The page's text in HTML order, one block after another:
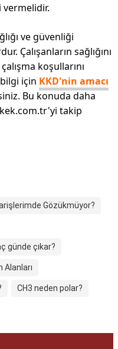
vermelidir.
ve güvenliği
Çalışanların sağlığını
koşullarını
bilgi için KKD'nin amacı
Bu konuda daha
takip
Gözükmüyor?
günde çıkar?
Alanları
CH3 neden polar?